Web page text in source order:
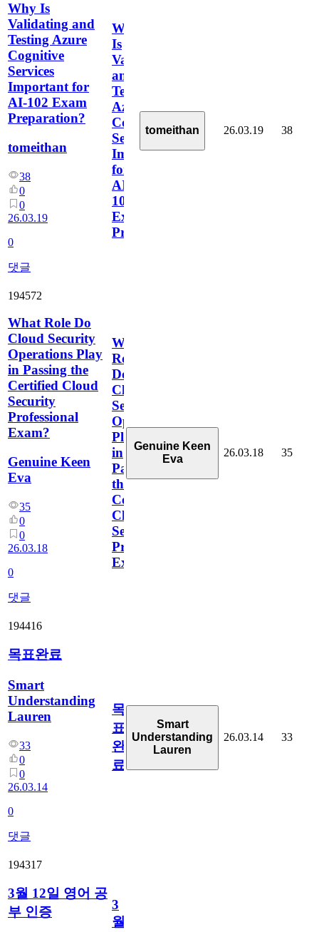
Why Is
Validating and
Testing Azure
Cognitive
Services
Important for
AI-102 Exam
Preparation?
tomeithan
38
0
0
26.03.19
0
댓글
Why
Is
Validating
and
Testing
Azure
Cognitive
Services
Important
for
AI-
102
Exam
Preparation?
tomeithan 26.03.19 38
194572
What Role Do
Cloud Security
Operations Play
in Passing the
Certified Cloud
Security
Professional
Exam?
Genuine Keen
Eva
35
0
0
26.03.18
0
댓글
What
Role
Do
Cloud
Security
Operations
Play
in
Passing
the
Certified
Cloud
Security
Professional
Exam?
Genuine Keen
Eva
26.03.18 35
194416
목표완료
Smart
Understanding
Lauren
33
0
0
26.03.14
0
댓글
목
표
완
료
Smart
Understanding
Lauren
26.03.14 33
194317
3월 12일 영어 공
부 인증
3
월